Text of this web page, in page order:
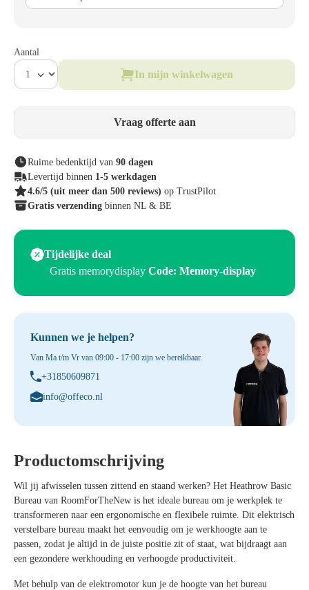
Aantal
In mijn winkelwagen
Vraag offerte aan
Ruime bedenktijd van 90 dagen
Levertijd binnen 1-5 werkdagen
4.6/5 (uit meer dan 500 reviews) op TrustPilot
Gratis verzending binnen NL & BE
Tijdelijke deal
Gratis memorydisplay Code: Memory-display
Kunnen we je helpen?
Van Ma t/m Vr van 09:00 - 17:00 zijn we bereikbaar.
+31850609871
info@offeco.nl
Productomschrijving
Wil jij afwisselen tussen zittend en staand werken? Het Heathrow Basic
Bureau van RoomForTheNew is het ideale bureau om je werkplek te
transformeren naar een ergonomische en flexibele ruimte. Dit elektrisch
verstelbare bureau maakt het eenvoudig om je werkhoogte aan te
passen, zodat je altijd in de juiste positie zit of staat, wat bijdraagt aan
een gezondere werkhouding en verhoogde productiviteit.
Met behulp van de elektromotor kun je de hoogte van het bureau